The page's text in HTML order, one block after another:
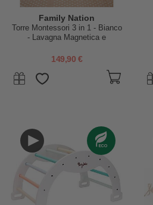
Family Nation
Torre Montessori 3 in 1 - Bianco
- Lavagna Magnetica e
149,90 €